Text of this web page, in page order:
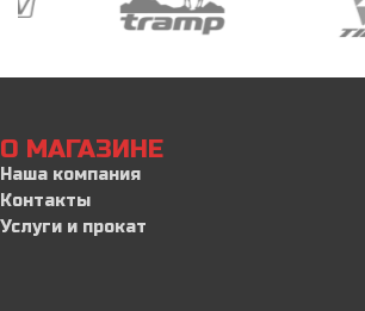
О МАГАЗИНЕ
Наша компания
Контакты
Услуги и прокат